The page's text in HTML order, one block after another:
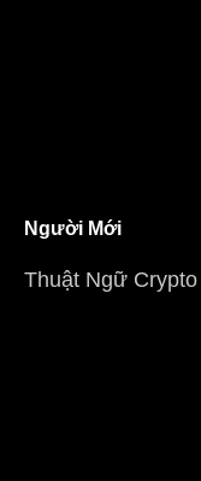
Người Mới
Thuật Ngữ Crypto